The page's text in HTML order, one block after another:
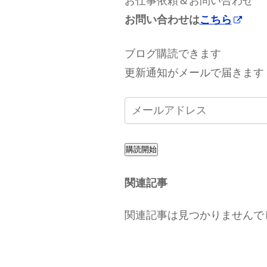
お問い合わせはこちら
ブログ購読できます
更新通知がメールで届きます
購読開始
関連記事
関連記事は見つかりませんで